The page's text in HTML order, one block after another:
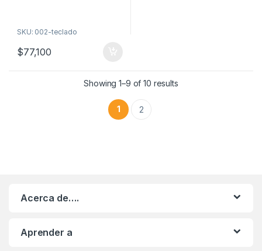
SKU: 002-teclado
$77,100
Showing 1–9 of 10 results
1 2
Acerca de….
Aprender a